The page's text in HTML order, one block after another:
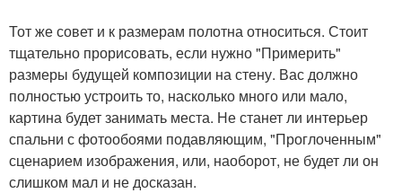
Тот же совет и к размерам полотна относиться. Стоит
тщательно прорисовать, если нужно "Примерить"
размеры будущей композиции на стену. Вас должно
полностью устроить то, насколько много или мало,
картина будет занимать места. Не станет ли интерьер
спальни с фотообоями подавляющим, "Проглоченным"
сценарием изображения, или, наоборот, не будет ли он
слишком мал и не досказан.